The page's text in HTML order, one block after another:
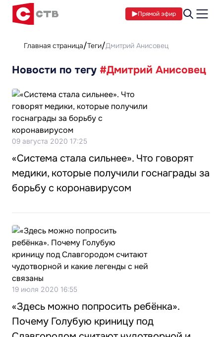
Прямой эфир
Главная страница Теги Дмитрий Анисовец
Новости по тегу #Дмитрий Анисовец
09 августа 2020 17:25
«Система стала сильнее». Что говорят
медики, которые получили госнаграды за
борьбу с коронавирусом
19 июля 2020 16:55
«Здесь можно попросить ребёнка».
Почему Голубую криницу под